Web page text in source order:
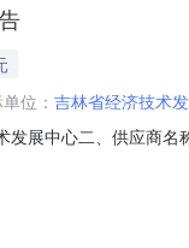
位： 吉林省经济技术
发展中心二、供应商
基本概况：七、其它